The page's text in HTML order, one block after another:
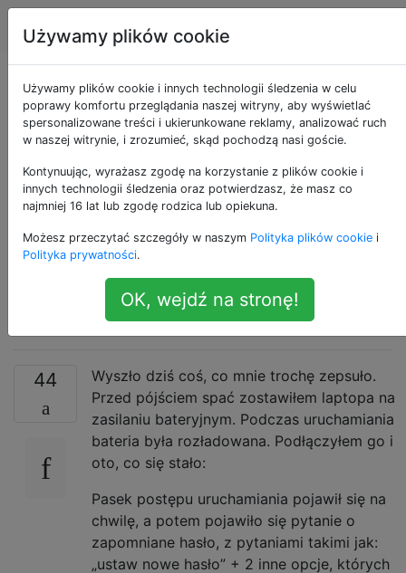
Apple Tagi
Dlaczego OS X
wyświetla monit o
zapomnienie hasła
podczas próby
uruchomienia ekranu
lub budzenia?
44
Wyszło dziś coś, co mnie trochę zepsuło.
Przed pójściem spać zostawiłem laptopa na
zasilaniu bateryjnym. Podczas uruchamiania
bateria była rozładowana. Podłączyłem go i
oto, co się stało:
Pasek postępu uruchamiania pojawił się na
chwilę, a potem pojawiło się pytanie o
zapomniane hasło, z pytaniami takimi jak:
„ustaw nowe hasło” + 2 inne opcje, których
Używamy plików cookie
Używamy plików cookie i innych technologii śledzenia w celu
poprawy komfortu przeglądania naszej witryny, aby wyświetlać
spersonalizowane treści i ukierunkowane reklamy, analizować ruch
w naszej witrynie, i zrozumieć, skąd pochodzą nasi goście.
Kontynuując, wyrażasz zgodę na korzystanie z plików cookie i
innych technologii śledzenia oraz potwierdzasz, że masz co
najmniej 16 lat lub zgodę rodzica lub opiekuna.
Możesz przeczytać szczegóły w naszym Polityka plików cookie i
Polityka prywatności.
OK, wejdź na stronę!